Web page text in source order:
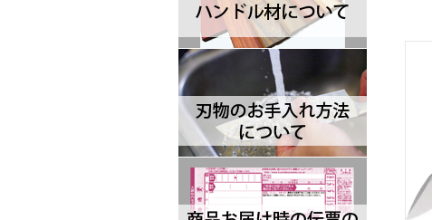
Camillus カミラス
Casstrom カストロム
CIVIVI シビビ
Bastinelli Creations バスティネ
リ
Cold Steel コールドスチール
Coleman コールマン
Condor コンドル
CRKT シーアールケーティ